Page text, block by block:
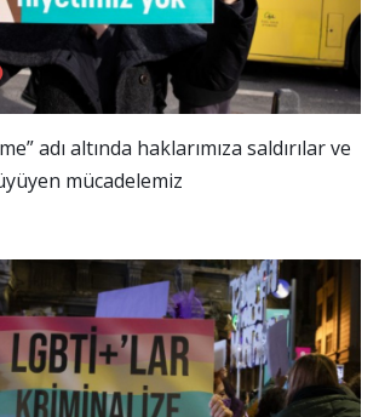
adı altında haklarımıza saldırılar ve
mücadelemiz